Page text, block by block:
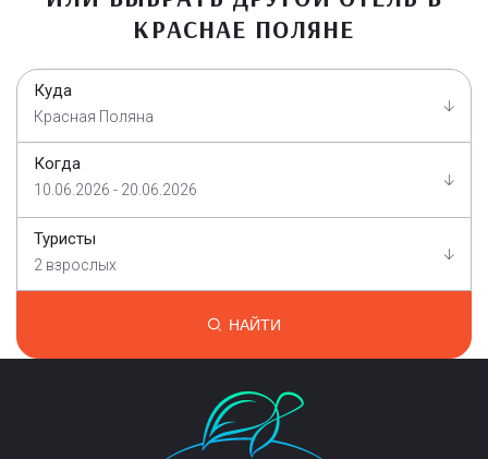
КРАСНАЕ ПОЛЯНЕ
Куда
Красная Поляна
Когда
10.06.2026 - 20.06.2026
Туристы
2 взрослых
НАЙТИ